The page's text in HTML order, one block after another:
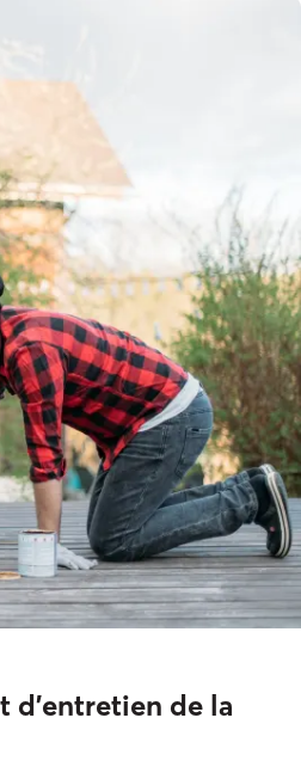
d'entretien de la